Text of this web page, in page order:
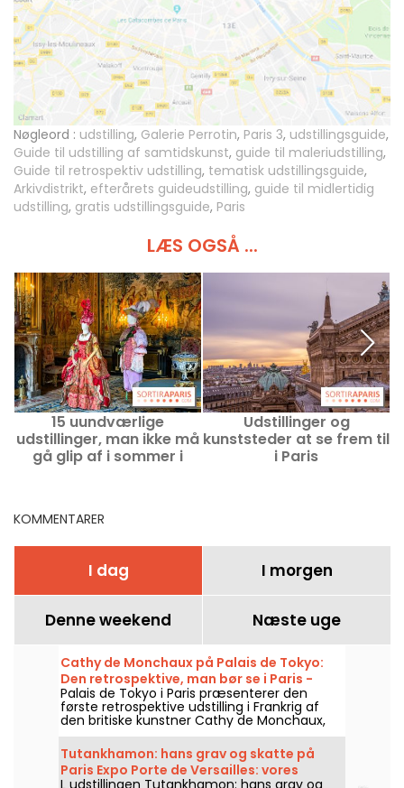
Nøgleord : udstilling, Galerie Perrotin, Paris 3, udstillingsguide,
Guide til udstilling af samtidskunst, guide til maleriudstilling,
Guide til retrospektiv udstilling, tematisk udstillingsguide,
Arkivdistrikt, efterårets guideudstilling, guide til midlertidig
udstilling, gratis udstillingsguide, Paris
LÆS OGSÅ ...
15 uundværlige
udstillinger, man ikke må
gå glip af i sommer i
Udstillinger og
kunststeder at se frem til
i Paris
KOMMENTARER
I dag I morgen
Denne weekend Næste uge
Cathy de Monchaux på Palais de Tokyo:
Den retrospektive, man bør se i Paris -
vores billeder
Palais de Tokyo i Paris præsenterer den
første retrospektive udstilling i Frankrig af
den britiske kunstner Cathy de Monchaux,
med titlen "Studio, Wounds and Battles.
Desire is the Reiteration of Hope", fra den 3.
april til den 13. september 2026. Udstillingen
samler næsten femti værker og giver et
Tutankhamon: hans grav og skatte på
Paris Expo Porte de Versailles: vores